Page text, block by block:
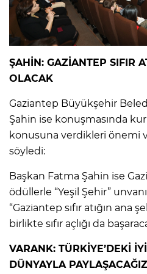
ŞAHİN: GAZİANTEP SIFIR
OLACAK
Gaziantep Büyükşehir
Şahin ise konuşmasında
konusuna verdikleri önemi
söyledi:
Başkan Fatma Şahin ise
ödüllerle “Yeşil Şehir”
“Gaziantep sıfır atığın ana
birlikte sıfır açlığı da
VARANK: TÜRKİYE’DEKİ
DÜNYAYLA PAYLAŞACAĞIZ